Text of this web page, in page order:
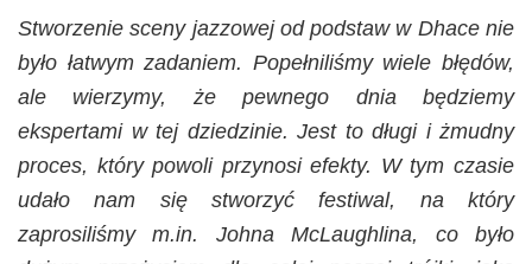
Stworzenie sceny jazzowej od podstaw w Dhace nie
było łatwym zadaniem. Popełniliśmy wiele błędów,
ale wierzymy, że pewnego dnia będziemy
ekspertami w tej dziedzinie. Jest to długi i żmudny
proces, który powoli przynosi efekty. W tym czasie
udało nam się stworzyć festiwal, na który
zaprosiliśmy m.in. Johna McLaughlina, co było